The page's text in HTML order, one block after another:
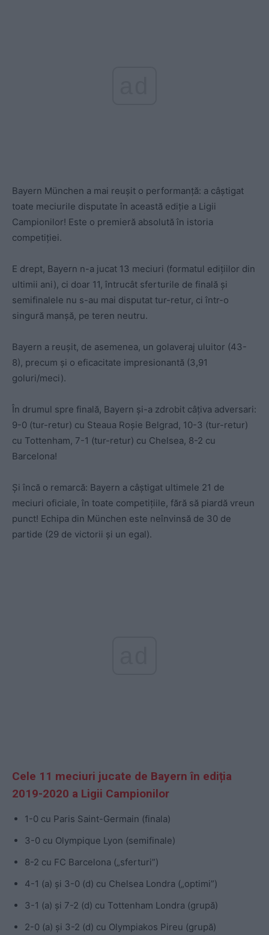
Bayern München a mai reușit o performanță: a câștigat
toate meciurile disputate în această ediție a Ligii
Campionilor! Este o premieră absolută în istoria
competiției.
E drept, Bayern n-a jucat 13 meciuri (formatul edițiilor din
ultimii ani), ci doar 11, întrucât sferturile de finală și
semifinalele nu s-au mai disputat tur-retur, ci într-o
singură manșă, pe teren neutru.
Bayern a reușit, de asemenea, un golaveraj uluitor (43-
8), precum și o eficacitate impresionantă (3,91
goluri/meci).
În drumul spre finală, Bayern și-a zdrobit câțiva adversari:
9-0 (tur-retur) cu Steaua Roșie Belgrad, 10-3 (tur-retur)
cu Tottenham, 7-1 (tur-retur) cu Chelsea, 8-2 cu
Barcelona!
Și încă o remarcă: Bayern a câștigat ultimele 21 de
meciuri oficiale, în toate competițiile, fără să piardă vreun
punct! Echipa din München este neînvinsă de 30 de
partide (29 de victorii și un egal).
Cele 11 meciuri jucate de Bayern în ediția
2019-2020 a Ligii Campionilor
1-0 cu Paris Saint-Germain (finala)
3-0 cu Olympique Lyon (semifinale)
8-2 cu FC Barcelona („sferturi”)
4-1 (a) și 3-0 (d) cu Chelsea Londra („optimi”)
3-1 (a) și 7-2 (d) cu Tottenham Londra (grupă)
2-0 (a) și 3-2 (d) cu Olympiakos Pireu (grupă)